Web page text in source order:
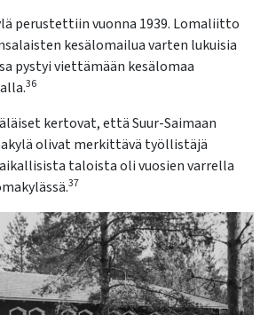
perustettiin vuonna 1939. Lomaliitto
kesälomailua varten lukuisia
pystyi viettämään kesälomaa
36
kertovat, että Suur-Saimaan
olivat merkittävä työllistäjä
taloista oli vuosien varrella
37